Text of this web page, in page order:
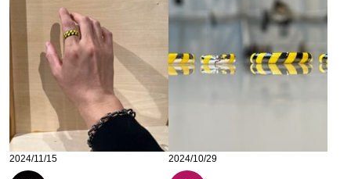
2024/11/15 2024/10/29